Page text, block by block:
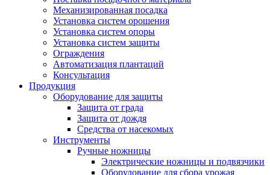
Механизированная посадка
Установка систем орошения
Установка систем опоры
Установка систем защиты
Ограждения
Автоматизация плантаций
Консультация
Продукция
Оборудование для защиты
Защита от града
Защита от дождя
Средства от насекомых
Инструменты
Ручные ножницы
Электрические ножницы и подвязчики
Оборудование для сбора урожая